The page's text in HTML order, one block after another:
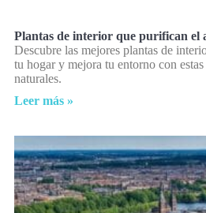
Plantas de interior que purifican el
Descubre las mejores plantas de
tu hogar y mejora tu entorno con estas
naturales.
Leer más »